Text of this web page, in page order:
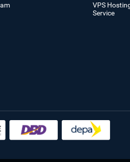
VPS
Service